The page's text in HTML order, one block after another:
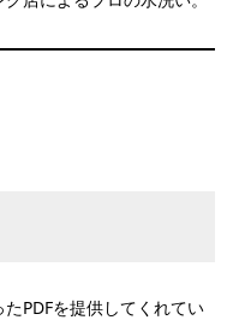
PDFを提供してくれてい